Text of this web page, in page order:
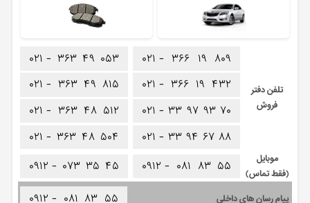
تلفن دفتر
فروش
۰۲۱ - ۳۶۶ ۱۹ ۸۰۹
۰۲۱ - ۳۶۶ ۱۹ ۴۳۲
۰۲۱ - ۳۳ ۹۷ ۹۳ ۷۰
۰۲۱ - ۳۳ ۹۴ ۶۷ ۸۸
۰۲۱ - ۳۶۳ ۴۹ ۰۵۳
۰۲۱ - ۳۶۳ ۴۹ ۸۱۵
۰۲۱ - ۳۶۳ ۴۸ ۵۱۲
۰۲۱ - ۳۶۳ ۴۸ ۵۰۴
موبایل
(فقط تماس)
۰۹۱۲ - ۰۸۱ ۸۳ ۵۵ ۰۹۱۲ - ۰۷۳ ۳۵ ۴۵
پیام رسان های داخلی ۰۹۱۲ - ۰۸۱ ۸۳ ۵۵